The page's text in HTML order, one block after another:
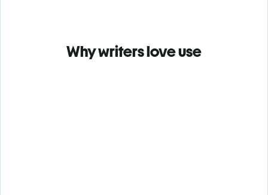
Why writers love use